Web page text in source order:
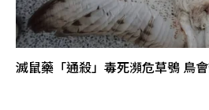
滅鼠藥「通殺」毒死瀕危草鴞 鳥